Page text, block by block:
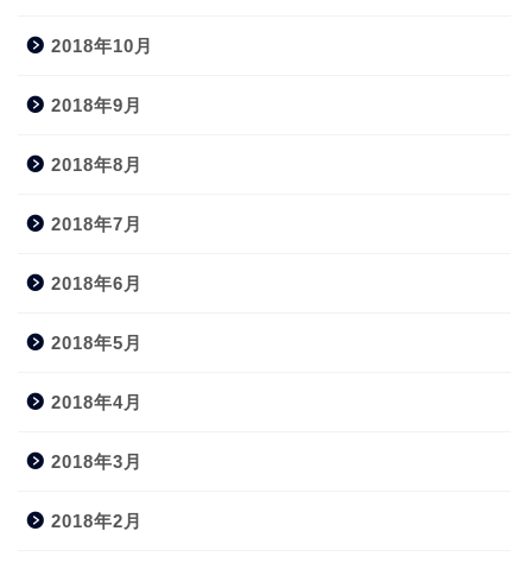
2018年10月
2018年9月
2018年8月
2018年7月
2018年6月
2018年5月
2018年4月
2018年3月
2018年2月